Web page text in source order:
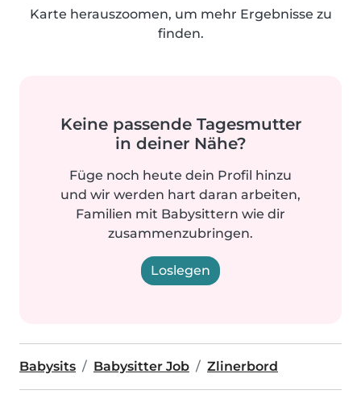
Karte herauszoomen, um mehr Ergebnisse zu
finden.
Keine passende Tagesmutter
in deiner Nähe?
Füge noch heute dein Profil hinzu
und wir werden hart daran arbeiten,
Familien mit Babysittern wie dir
zusammenzubringen.
Loslegen
Babysits Babysitter Job Zlinerbord